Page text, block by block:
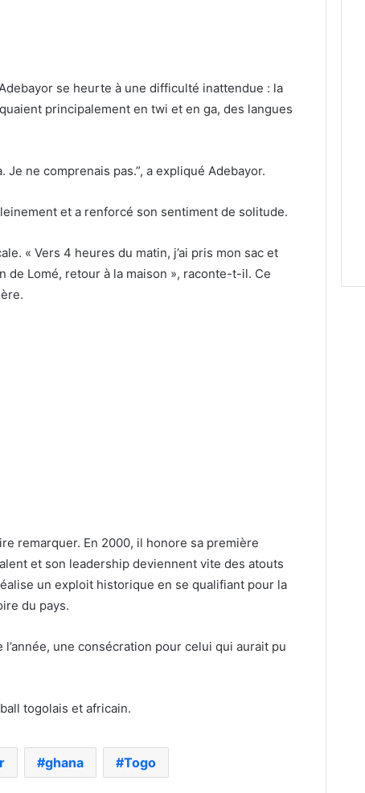
se heurte à une difficulté inattendue : la
principalement en twi et en ga, des langues
ne comprenais pas.”, a expliqué Adebayor.
et a renforcé son sentiment de solitude.
« Vers 4 heures du matin, j’ai pris mon sac et
Lomé, retour à la maison », raconte-t-il. Ce
remarquer. En 2000, il honore sa première
et son leadership deviennent vite des atouts
un exploit historique en se qualifiant pour la
du pays.
une consécration pour celui qui aurait pu
togolais et africain.
ghana Togo